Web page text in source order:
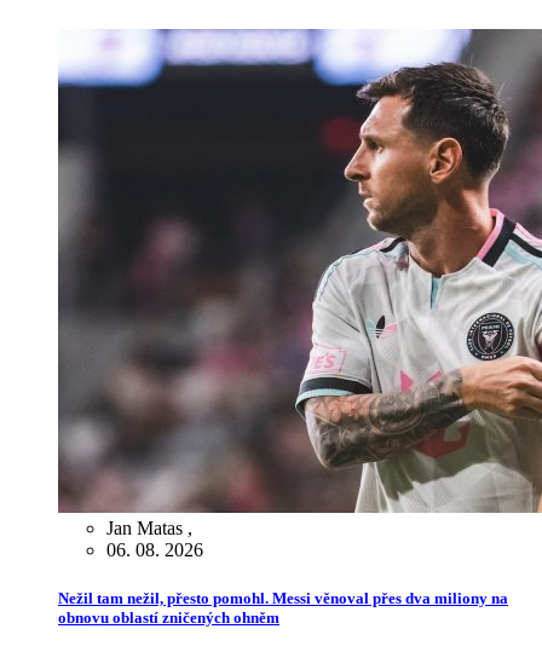
Jan Matas ,
06. 08. 2026
Nežil tam nežil, přesto pomohl. Messi věnoval přes dva miliony na
obnovu oblastí zničených ohněm